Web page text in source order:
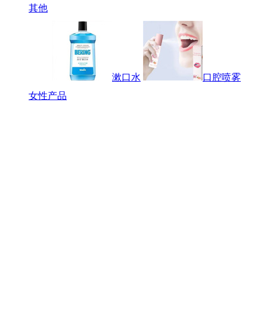
其他
漱口水
口腔喷雾
女性产品